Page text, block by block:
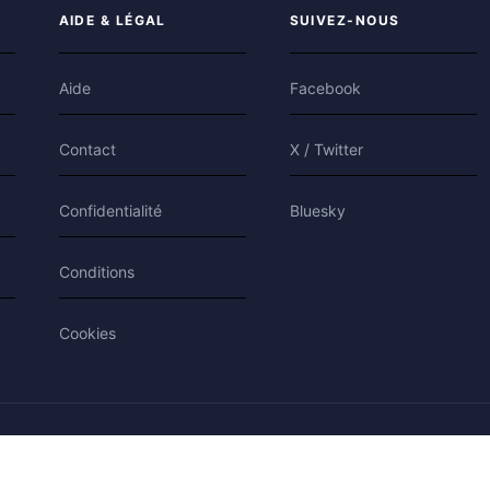
AIDE & LÉGAL
Aide
Contact
Confidentialité
Conditions
Cookies
SUIVEZ-NOUS
Facebook
X / Twitter
Bluesky